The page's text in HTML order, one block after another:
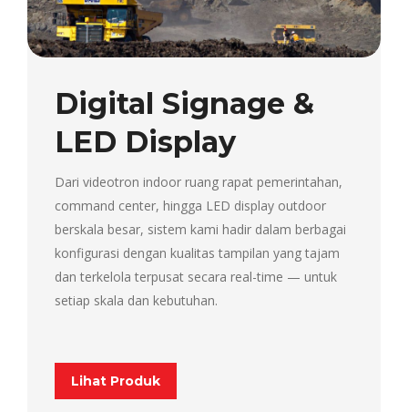
Digital Signage &
LED Display
Dari videotron indoor ruang rapat pemerintahan,
command center, hingga LED display outdoor
berskala besar, sistem kami hadir dalam berbagai
konfigurasi dengan kualitas tampilan yang tajam
dan terkelola terpusat secara real-time — untuk
setiap skala dan kebutuhan.
Lihat Produk